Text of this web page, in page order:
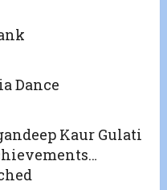
Dance
Kaur Gulati